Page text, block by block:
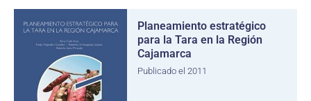
Planeamiento estratégico
para la Tara en la Región
Cajamarca
Publicado el 2011